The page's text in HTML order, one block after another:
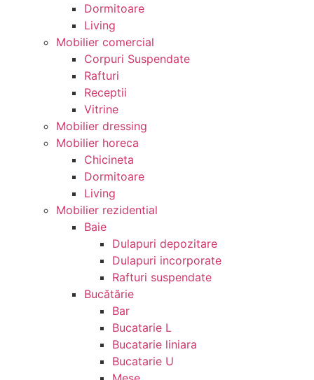
Dormitoare
Living
Mobilier comercial
Corpuri Suspendate
Rafturi
Receptii
Vitrine
Mobilier dressing
Mobilier horeca
Chicineta
Dormitoare
Living
Mobilier rezidential
Baie
Dulapuri depozitare
Dulapuri incorporate
Rafturi suspendate
Bucătărie
Bar
Bucatarie L
Bucatarie liniara
Bucatarie U